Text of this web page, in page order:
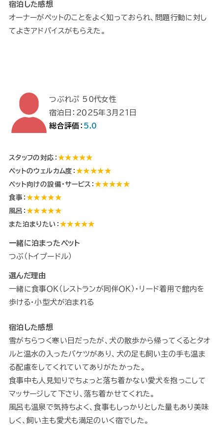
宿泊した感想
オーナーがペットのことをよく知っておられ、問題行動に対し
てよきアドバイスがもらえた。
つぶれぷ 50代女性
宿泊日：２０２５年３月２１日
総合評価： 5.0
スタッフの対応： ★★★★★
ペットのウェルカム度：★★★★★
ペット向けの設備・サービス：★★★★★
食事：★★★★★
風呂：★★★★★
また泊まりたい： ★★★★★
一緒に泊まったペット
つぶ（トイプードル）
選んだ理由
一緒に食事ＯＫ（レストランが同伴ＯＫ）・リード着用で館内を
歩ける・小型犬が泊まれる
宿泊した感想
雪がちらつく寒い日だったが、犬の散歩から帰ってくるとタオ
ルと温水の入ったバケツがあり、犬の足も飼い主の手も温ま
る配慮をしてくれていてありがたかった。
食事中も人見知りでちょっと落ち着かない愛犬を抱っこして
マッサージして下さり、落ち着かせてくれた。
風呂も温泉で気持ちよく、食事もしっかりとした量もあり美味
しく、飼い主も愛犬も満足のいく宿でした。